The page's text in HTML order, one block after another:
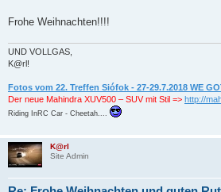
a
Frohe Weihnachten!!!!
UND VOLLGAS,
K@rl!
Fotos vom 22. Treffen Siófok - 27-29.7.2018 WE
Der neue Mahindra XUV500 – SUV mit Stil => http://
Riding InRC Car - Cheetah....
K@rl
Site Admin